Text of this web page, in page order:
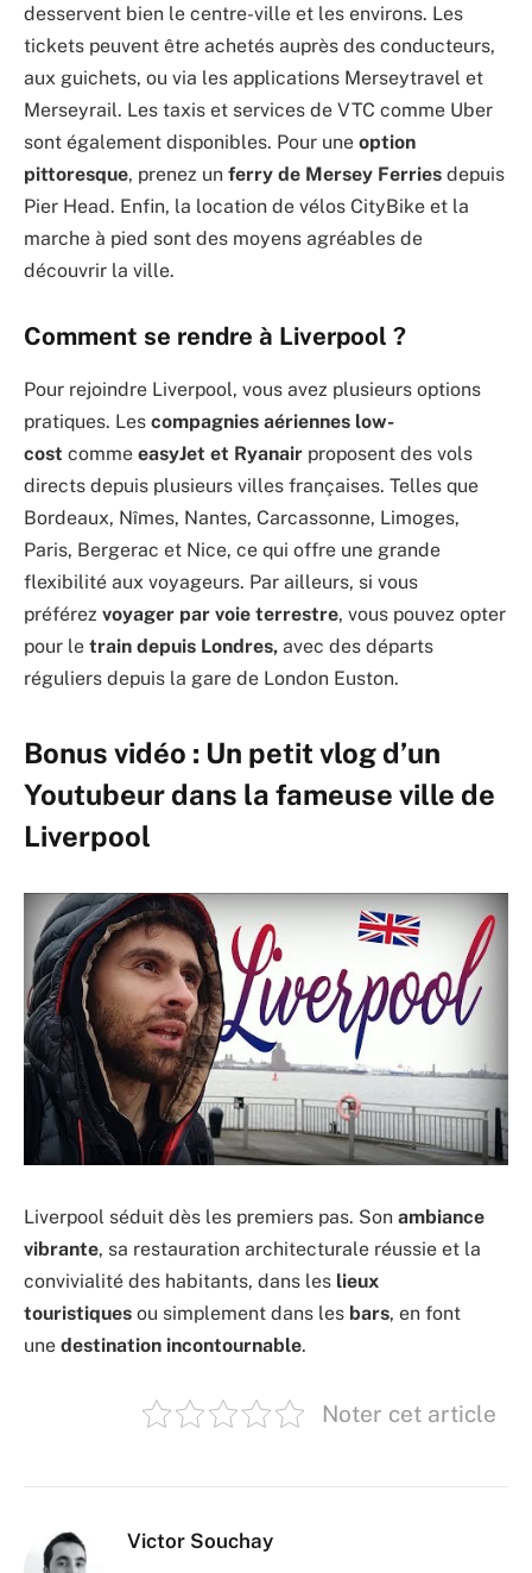
desservent bien le centre-ville et les environs. Les
tickets peuvent être achetés auprès des conducteurs,
aux guichets, ou via les applications Merseytravel et
Merseyrail. Les taxis et services de VTC comme Uber
sont également disponibles. Pour une option
pittoresque, prenez un ferry de Mersey Ferries depuis
Pier Head. Enfin, la location de vélos CityBike et la
marche à pied sont des moyens agréables de
découvrir la ville.
Comment se rendre à Liverpool ?
Pour rejoindre Liverpool, vous avez plusieurs options
pratiques. Les compagnies aériennes low-
cost comme easyJet et Ryanair proposent des vols
directs depuis plusieurs villes françaises. Telles que
Bordeaux, Nîmes, Nantes, Carcassonne, Limoges,
Paris, Bergerac et Nice, ce qui offre une grande
flexibilité aux voyageurs. Par ailleurs, si vous
préférez voyager par voie terrestre, vous pouvez opter
pour le train depuis Londres, avec des départs
réguliers depuis la gare de London Euston.
Bonus vidéo : Un petit vlog d’un
Youtubeur dans la fameuse ville de
Liverpool
Liverpool séduit dès les premiers pas. Son ambiance
vibrante, sa restauration architecturale réussie et la
convivialité des habitants, dans les lieux
touristiques ou simplement dans les bars, en font
une destination incontournable.
Noter cet article
Victor Souchay